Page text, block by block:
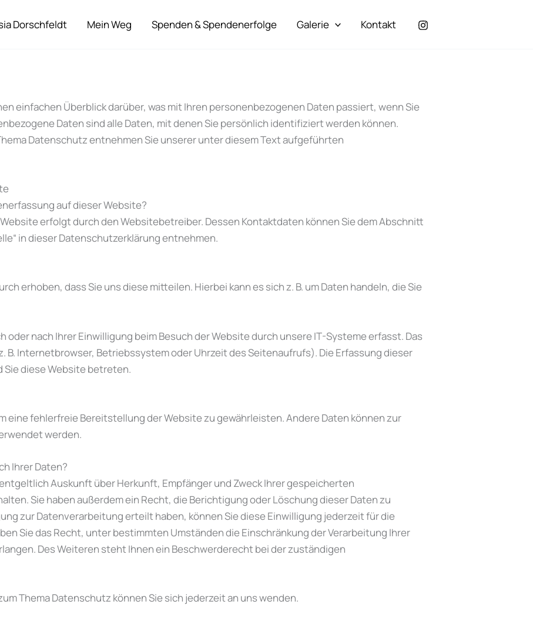
Dorschfeldt Mein Weg Spenden & Spendenerfolge Galerie Kontakt
einfachen Überblick darüber, was mit Ihren personenbezogenen Daten passiert, wenn Sie
Daten sind alle Daten, mit denen Sie persönlich identifiziert werden können.
Datenschutz entnehmen Sie unserer unter diesem Text aufgeführten
auf dieser Website?
erfolgt durch den Websitebetreiber. Dessen Kontaktdaten können Sie dem Abschnitt
in dieser Datenschutzerklärung entnehmen.
erhoben, dass Sie uns diese mitteilen. Hierbei kann es sich z. B. um Daten handeln, die Sie
oder nach Ihrer Einwilligung beim Besuch der Website durch unsere IT-Systeme erfasst. Das
B. Internetbrowser, Betriebssystem oder Uhrzeit des Seitenaufrufs). Die Erfassung dieser
diese Website betreten.
eine fehlerfreie Bereitstellung der Website zu gewährleisten. Andere Daten können zur
werden.
Ihrer Daten?
Auskunft über Herkunft, Empfänger und Zweck Ihrer gespeicherten
Sie haben außerdem ein Recht, die Berichtigung oder Löschung dieser Daten zu
zur Datenverarbeitung erteilt haben, können Sie diese Einwilligung jederzeit für die
Sie das Recht, unter bestimmten Umständen die Einschränkung der Verarbeitung Ihrer
Des Weiteren steht Ihnen ein Beschwerderecht bei der zuständigen
Thema Datenschutz können Sie sich jederzeit an uns wenden.